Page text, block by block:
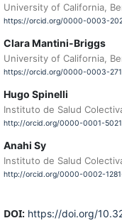
University of California,
https://orcid.org/0000-0003-
Clara Mantini-Briggs
University of California,
https://orcid.org/0000-0003-
Hugo Spinelli
Instituto de Salud
http://orcid.org/0000-0001-
Anahi Sy
Instituto de Salud
http://orcid.org/0000-0002-
DOI: https://doi.org/